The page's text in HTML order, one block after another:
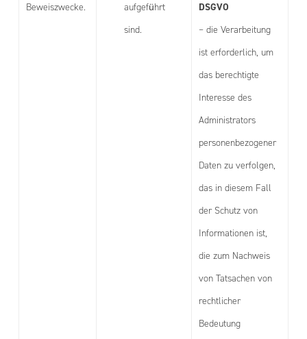
Beweiszwecke.
aufgeführt
sind.
DSGVO
– die Verarbeitung
ist erforderlich, um
das berechtigte
Interesse des
Administrators
personenbezogener
Daten zu verfolgen,
das in diesem Fall
der Schutz von
Informationen ist,
die zum Nachweis
von Tatsachen von
rechtlicher
Bedeutung